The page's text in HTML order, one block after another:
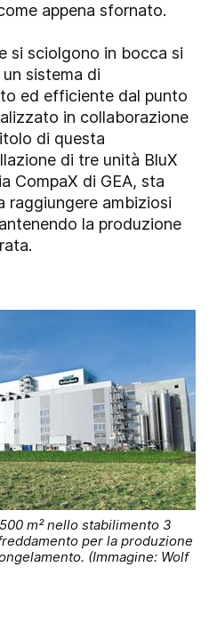
appena sfornato.
si sciolgono in bocca si
sistema di
ed efficiente dal punto
in collaborazione
di questa
di tre unità BluX
CompaX di GEA, sta
raggiungere ambiziosi
la produzione
m² nello stabilimento 3
per la produzione
(Immagine: Wolf